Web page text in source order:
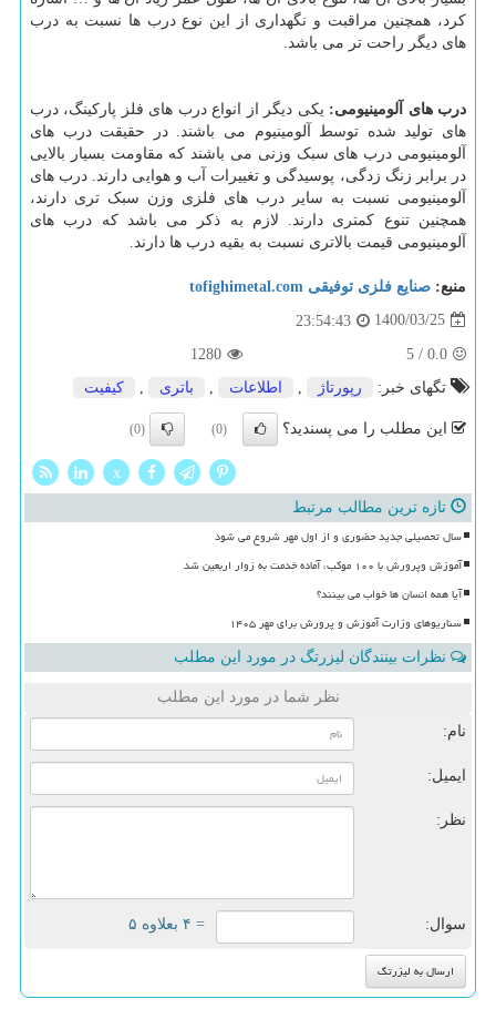
کرد، همچنین مراقبت و نگهداری از این نوع درب ها نسبت به درب
های دیگر راحت تر می باشد.
درب های آلومینیومی: یکی دیگر از انواع درب های فلز پارکینگ، درب
های تولید شده توسط آلومینیوم می باشند. در حقیقت درب های
آلومینیومی درب های سبک وزنی می باشند که مقاومت بسیار بالایی
در برابر زنگ زدگی، پوسیدگی و تغییرات آب و هوایی دارند. درب های
آلومینیومی نسبت به سایر درب های فلزی وزن سبک تری دارند،
همچنین تنوع کمتری دارند. لازم به ذکر می باشد که درب های
آلومینیومی قیمت بالاتری نسبت به بقیه درب ها دارند.
منبع: صنایع فلزی توفیقی tofighimetal.com
1400/03/25
23:54:43
0.0
/
5
1280
تگهای خبر:
رپورتاژ اطلاعات باتری كیفیت
این مطلب را می پسندید؟ (0)
(0)
x
تازه ترین مطالب مرتبط
سال تحصیلی جدید حضوری و از اول مهر شروع می شود
آموزش وپرورش با ۱۰۰ موکب، آماده خدمت به زوار اربعین شد
آیا همه انسان ها خواب می بینند؟
سناریوهای وزارت آموزش و پرورش برای مهر ۱۴۰۵
نظرات بینندگان لیزرتگ در مورد این مطلب
نظر شما در مورد این مطلب
نام:
ایمیل:
نظر:
سوال: = ۴ بعلاوه ۵